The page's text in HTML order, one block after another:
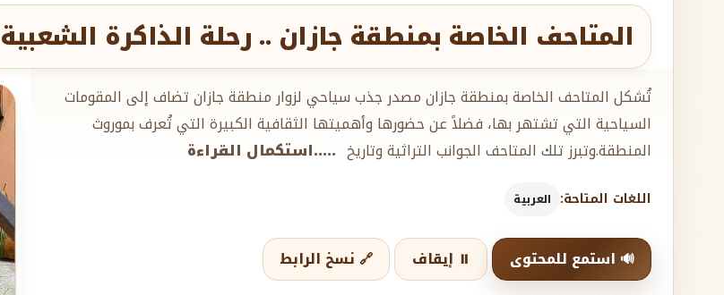
المتاحف الخاصة بمنطقة جازان .. رحلة الذاكرة
تُشكل المتاحف الخاصة بمنطقة جازان مصدر جذب سياحي لزوار منطقة جازان تضاف إلى المقومات
السياحية التي تشتهر بها، فضلاً عن حضورها وأهميتها الثقافية الكبيرة التي تُعرف بموروث
المنطقة.وتبرز تلك المتاحف الجوانب التراثية وتاريخ .....استكمال القراءة
اللغات المتاحة: العربية
🔊 استمع للمحتوى ⏸️ إيقاف 🔗 نسخ الرابط